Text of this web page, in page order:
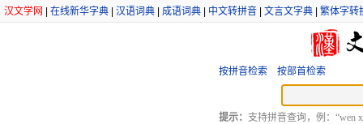
汉文学网 在线新华字典 汉语词典 成语词典 中文转拼音 文言文字典 繁体字转
按拼音检索 按部首检索
提示： 支持拼音查询，例：“wen